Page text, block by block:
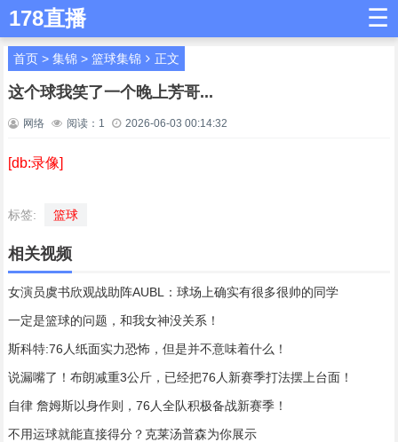
178直播 ☰
首页> 集锦> 篮球集锦 正文
这个球我笑了一个晚上芳哥...
网络 阅读： 1 2026-06-03 00:14:32
[db:录像]
标签: 篮球
相关视频
女演员虞书欣观战助阵AUBL：球场上确实有很多很帅的同学
一定是篮球的问题，和我女神没关系！
斯科特:76人纸面实力恐怖，但是并不意味着什么！
说漏嘴了！布朗减重3公斤，已经把76人新赛季打法摆上台面！
自律 詹姆斯以身作则，76人全队积极备战新赛季！
不用运球就能直接得分？克莱汤普森为你展示